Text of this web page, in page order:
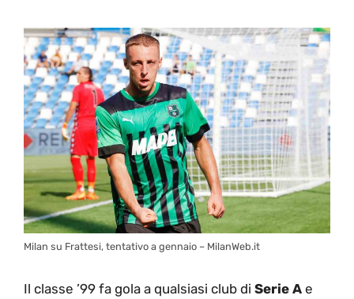
Milan su Frattesi, tentativo a gennaio – MilanWeb.it
Il classe ’99 fa gola a qualsiasi club di Serie A e